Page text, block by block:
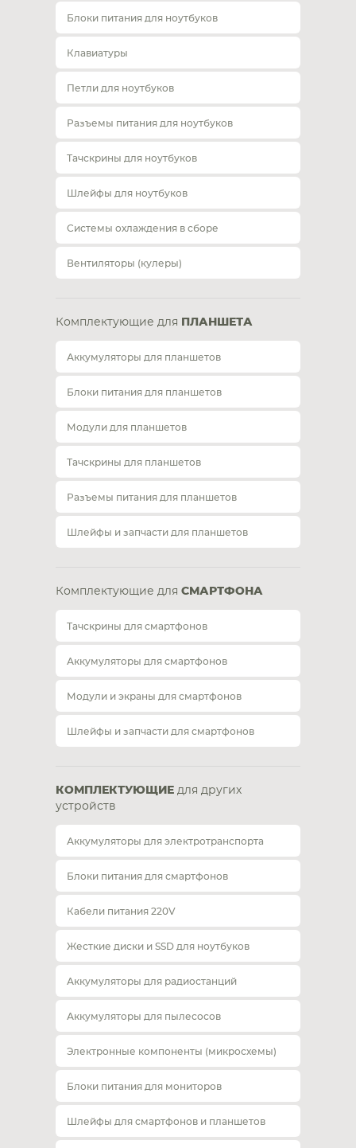
Блоки питания для ноутбуков
Клавиатуры
Петли для ноутбуков
Разъемы питания для ноутбуков
Тачскрины для ноутбуков
Шлейфы для ноутбуков
Системы охлаждения в сборе
Вентиляторы (кулеры)
Комплектующие для ПЛАНШЕТА
Аккумуляторы для планшетов
Блоки питания для планшетов
Модули для планшетов
Тачскрины для планшетов
Разъемы питания для планшетов
Шлейфы и запчасти для планшетов
Комплектующие для СМАРТФОНА
Тачскрины для смартфонов
Аккумуляторы для смартфонов
Модули и экраны для смартфонов
Шлейфы и запчасти для смартфонов
КОМПЛЕКТУЮЩИЕ для других
устройств
Аккумуляторы для электротранспорта
Блоки питания для смартфонов
Кабели питания 220V
Жесткие диски и SSD для ноутбуков
Аккумуляторы для радиостанций
Аккумуляторы для пылесосов
Электронные компоненты (микросхемы)
Блоки питания для мониторов
Шлейфы для смартфонов и планшетов